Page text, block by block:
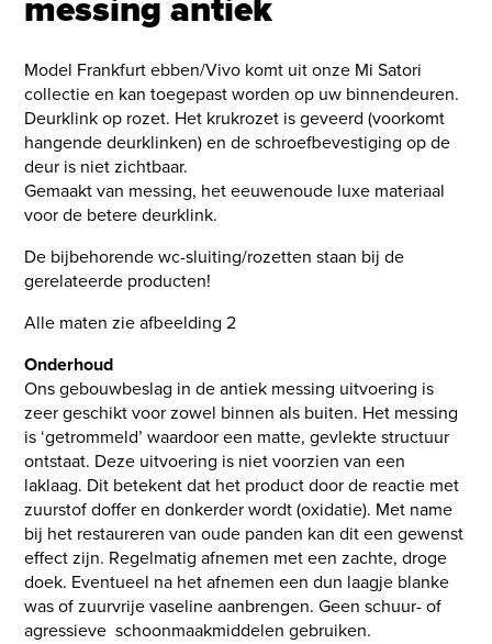
Model Frankfurt ebben/Vivo komt uit onze Mi Satori
collectie en kan toegepast worden op uw binnendeuren.
Deurklink op rozet. Het krukrozet is geveerd (voorkomt
hangende deurklinken) en de schroefbevestiging op de
deur is niet zichtbaar.
Gemaakt van messing, het eeuwenoude luxe materiaal
voor de betere deurklink.
De bijbehorende wc-sluiting/rozetten staan bij de
gerelateerde producten!
Alle maten zie afbeelding 2
Onderhoud
Ons gebouwbeslag in de antiek messing uitvoering is
zeer geschikt voor zowel binnen als buiten. Het messing
is ‘getrommeld’ waardoor een matte, gevlekte structuur
ontstaat. Deze uitvoering is niet voorzien van een
laklaag. Dit betekent dat het product door de reactie met
zuurstof doffer en donkerder wordt (oxidatie). Met name
bij het restaureren van oude panden kan dit een gewenst
effect zijn. Regelmatig afnemen met een zachte, droge
doek. Eventueel na het afnemen een dun laagje blanke
was of zuurvrije vaseline aanbrengen. Geen schuur- of
agressieve schoonmaakmiddelen gebruiken.